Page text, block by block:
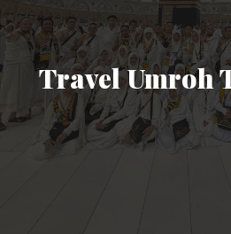
Travel Umroh